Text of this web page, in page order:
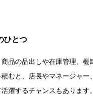
ひとつ
品の品出しや在庫管理、棚
むと、店長やマネージャー
躍するチャンスもあります。